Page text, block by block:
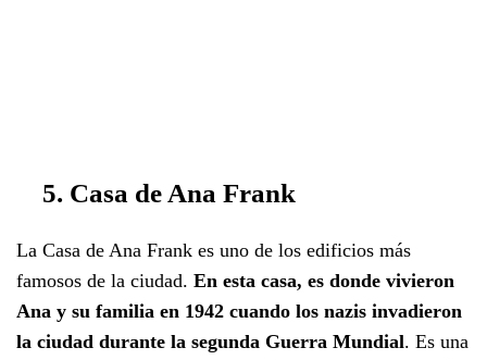
5. Casa de Ana Frank
La Casa de Ana Frank es uno de los edificios más
famosos de la ciudad. En esta casa, es donde vivieron
Ana y su familia en 1942 cuando los nazis invadieron
la ciudad durante la segunda Guerra Mundial. Es una